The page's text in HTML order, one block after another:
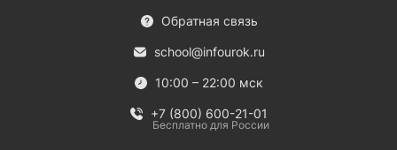
Обратная связь
school@infourok.ru
10:00 – 22:00 мск
+7 (800) 600-21-01
Бесплатно для России